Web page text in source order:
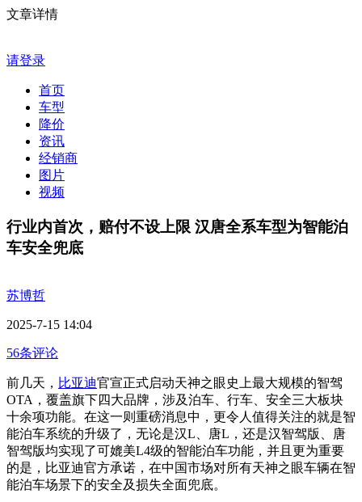
文章详情
请登录
首页
车型
降价
资讯
经销商
图片
视频
行业内首次，赔付不设上限 汉唐全系车型为智能泊
车安全兜底
苏博哲
2025-7-15 14:04
56条评论
前几天， 比亚迪官宣正式启动天神之眼史上最大规模的智驾
OTA，覆盖旗下四大品牌，涉及泊车、行车、安全三大板块
十余项功能。在这一则重磅消息中，更令人值得关注的就是智
能泊车系统的升级了，无论是汉L、唐L，还是汉智驾版、唐
智驾版均实现了可媲美L4级的智能泊车功能，并且更为重要
的是，比亚迪官方承诺，在中国市场对所有天神之眼车辆在智
能泊车场景下的安全及损失全面兜底。